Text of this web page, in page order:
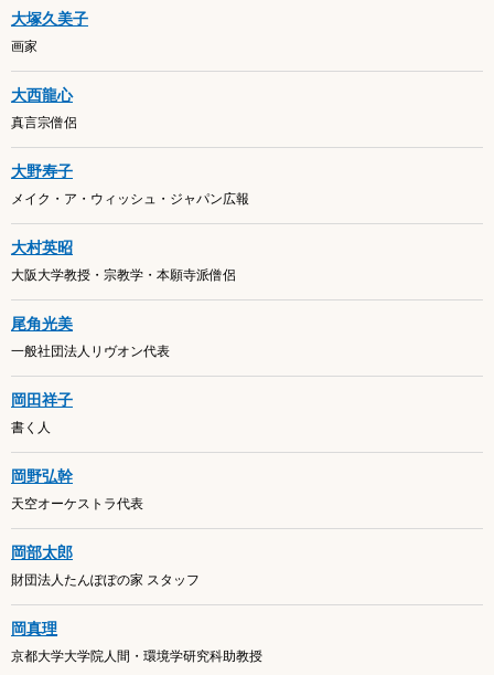
大塚久美子
画家
大西龍心
真言宗僧侶
大野寿子
メイク・ア・ウィッシュ・ジャパン広報
大村英昭
大阪大学教授・宗教学・本願寺派僧侶
尾角光美
一般社団法人リヴオン代表
岡田祥子
書く人
岡野弘幹
天空オーケストラ代表
岡部太郎
財団法人たんぽぽの家 スタッフ
岡真理
京都大学大学院人間・環境学研究科助教授